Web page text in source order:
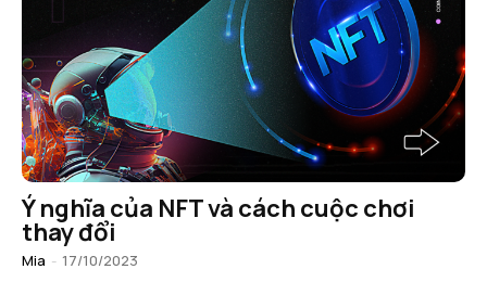
Ý nghĩa của NFT và cách cuộc chơi
thay đổi
Mia - 17/10/2023